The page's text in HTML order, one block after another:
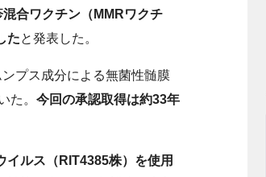
合ワクチン（MMRワクチ
たと発表した。
プス成分による無菌性髄膜
た。 今回の承認取得は約33年
ルス（RIT4385株）を使用